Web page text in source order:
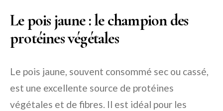
Le pois jaune : le champion des
protéines végétales
Le pois jaune, souvent consommé sec ou cassé,
est une excellente source de protéines
végétales et de fibres. Il est idéal pour les